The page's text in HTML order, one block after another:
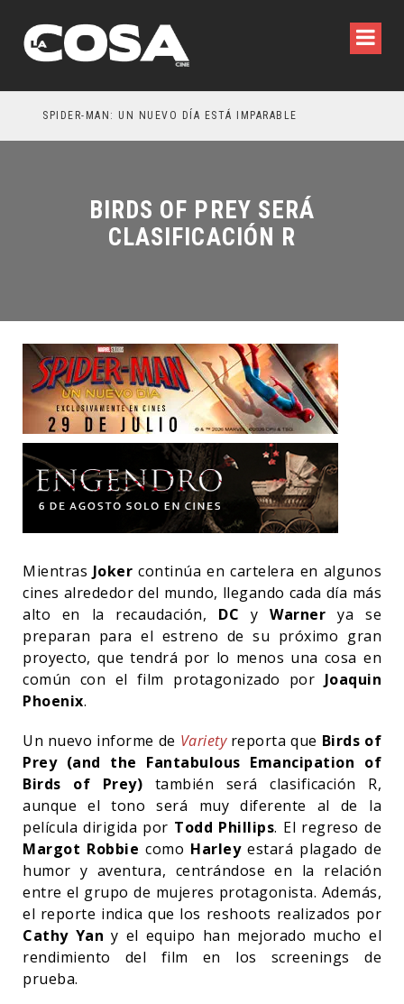
SPIDER-MAN: UN NUEVO DÍA ESTÁ IMPARABLE
BIRDS OF PREY SERÁ
CLASIFICACIÓN R
Mientras Jokercontinúa en cartelera en algunos
cines alrededor del mundo, llegando cada día más
alto en la recaudación, DCyWarnerya se
preparan para el estreno de su próximo gran
proyecto, que tendrá por lo menos una cosa en
común con el film protagonizado por Joaquin
Phoenix.
Un nuevo informe de Varietyreporta que Birds of
Prey (and the Fantabulous Emancipation of
Birds of Prey) también será clasificación R,
aunque el tono será muy diferente al de la
película dirigida por Todd Phillips. El regreso de
Margot Robbie como Harleyestará plagado de
humor y aventura, centrándose en la relación
entre el grupo de mujeres protagonista. Además,
el reporte indica que los reshoots realizados por
Cathy Yan y el equipo han mejorado mucho el
rendimiento del film en los screenings de
prueba.